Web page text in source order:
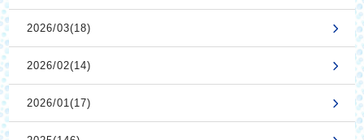
2026/03(18)
2026/02(14)
2026/01(17)